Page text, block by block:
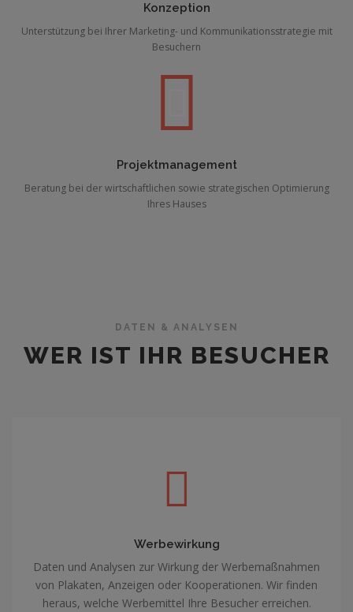
Konzeption
Unterstützung bei Ihrer Marketing- und Kommunikationsstrategie mit
Besuchern
Projektmanagement
Beratung bei der wirtschaftlichen sowie strategischen Optimierung
Ihres Hauses
DATEN & ANALYSEN
WER IST IHR BESUCHER
Werbewirkung
Daten und Analysen zur Wirkung der Werbemaßnahmen
von Plakaten, Anzeigen oder Kooperationen. Wir finden
heraus, welche Werbemittel Ihre Besucher erreichen.